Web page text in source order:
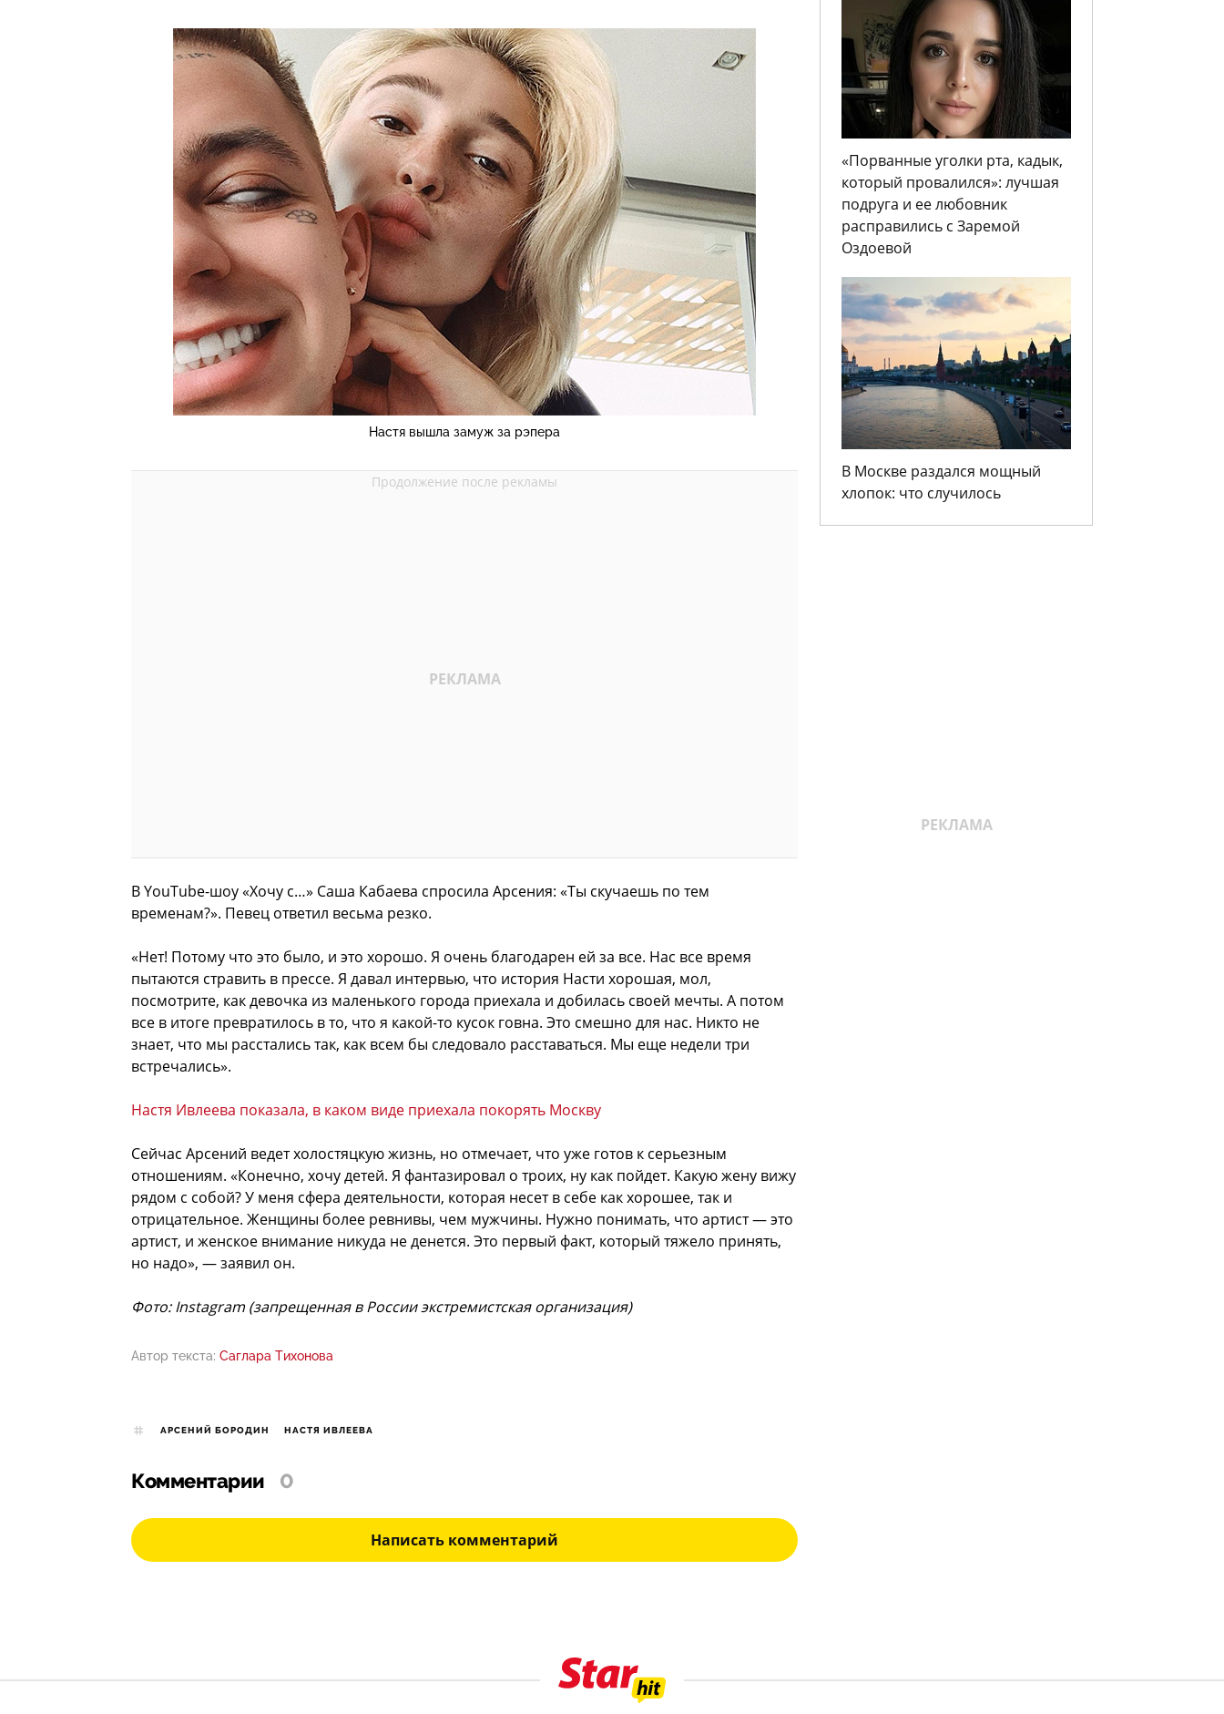
Настя вышла замуж за рэпера
В YouTube-шоу «Хочу с…» Саша Кабаева спросила Арсения: «Ты скучаешь по тем
временам?». Певец ответил весьма резко.
«Нет! Потому что это было, и это хорошо. Я очень благодарен ей за все. Нас все время
пытаются стравить в прессе. Я давал интервью, что история Насти хорошая, мол,
посмотрите, как девочка из маленького города приехала и добилась своей мечты. А потом
все в итоге превратилось в то, что я какой-то кусок говна. Это смешно для нас. Никто не
знает, что мы расстались так, как всем бы следовало расставаться. Мы еще недели три
встречались».
Настя Ивлеева показала, в каком виде приехала покорять Москву
Сейчас Арсений ведет холостяцкую жизнь, но отмечает, что уже готов к серьезным
отношениям. «Конечно, хочу детей. Я фантазировал о троих, ну как пойдет. Какую жену вижу
рядом с собой? У меня сфера деятельности, которая несет в себе как хорошее, так и
отрицательное. Женщины более ревнивы, чем мужчины. Нужно понимать, что артист — это
артист, и женское внимание никуда не денется. Это первый факт, который тяжело принять,
но надо», — заявил он.
Фото: Instagram (запрещенная в России экстремистская организация)
Автор текста: Саглара Тихонова
АРСЕНИЙ БОРОДИН НАСТЯ ИВЛЕЕВА
Комментарии 0
Написать комментарий
«Порванные уголки рта, кадык,
который провалился»: лучшая
подруга и ее любовник
расправились с Заремой
Оздоевой
В Москве раздался мощный
хлопок: что случилось